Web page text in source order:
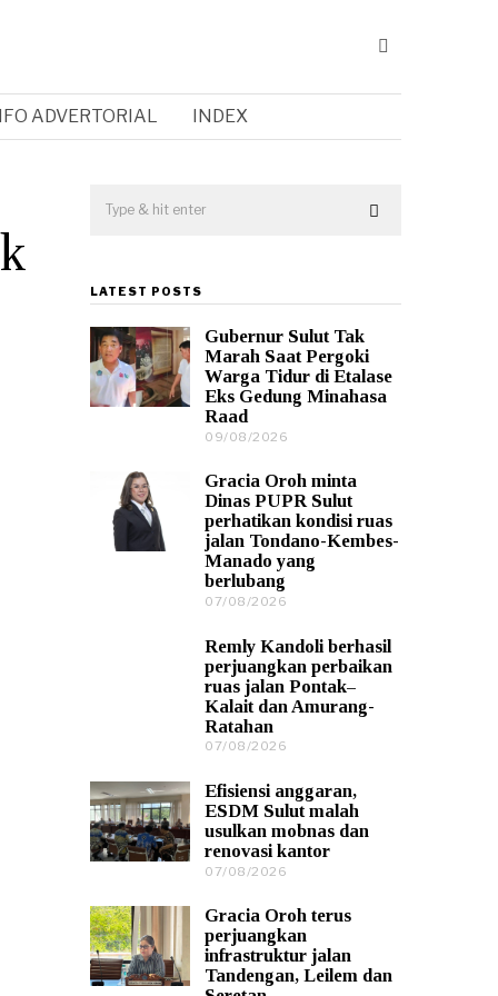
ADVERTORIAL INDEX
LATEST POSTS
Gubernur Sulut Tak
Marah Saat Pergoki
Warga Tidur di Etalase
Eks Gedung Minahasa
Raad
09/08/2026
0
8
/
2
0
Gracia Oroh minta
Dinas PUPR Sulut
perhatikan kondisi ruas
jalan Tondano-Kembes-
Manado yang
berlubang
07/08/2026
0
8
/
2
Remly Kandoli berhasil
perjuangkan perbaikan
ruas jalan Pontak–
Kalait dan Amurang-
Ratahan
07/08/2026
0
8
/
2
Efisiensi anggaran,
ESDM Sulut malah
usulkan mobnas dan
renovasi kantor
07/08/2026
0
8
/
2
Gracia Oroh terus
perjuangkan
infrastruktur jalan
Tandengan, Leilem dan